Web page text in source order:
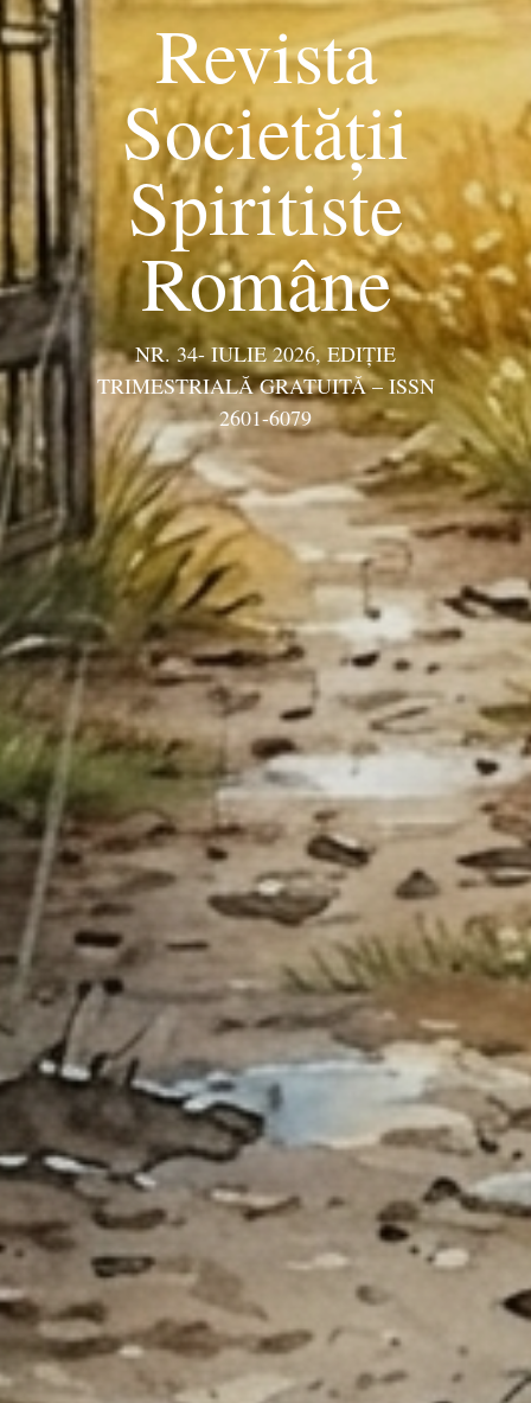
Revista
Societății
Spiritiste
Române
NR. 34- IULIE 2026, EDIŢIE
TRIMESTRIALĂ GRATUITĂ – ISSN
2601-6079